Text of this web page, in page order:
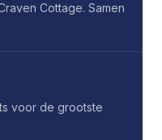
Cottage. Samen
voor de grootste